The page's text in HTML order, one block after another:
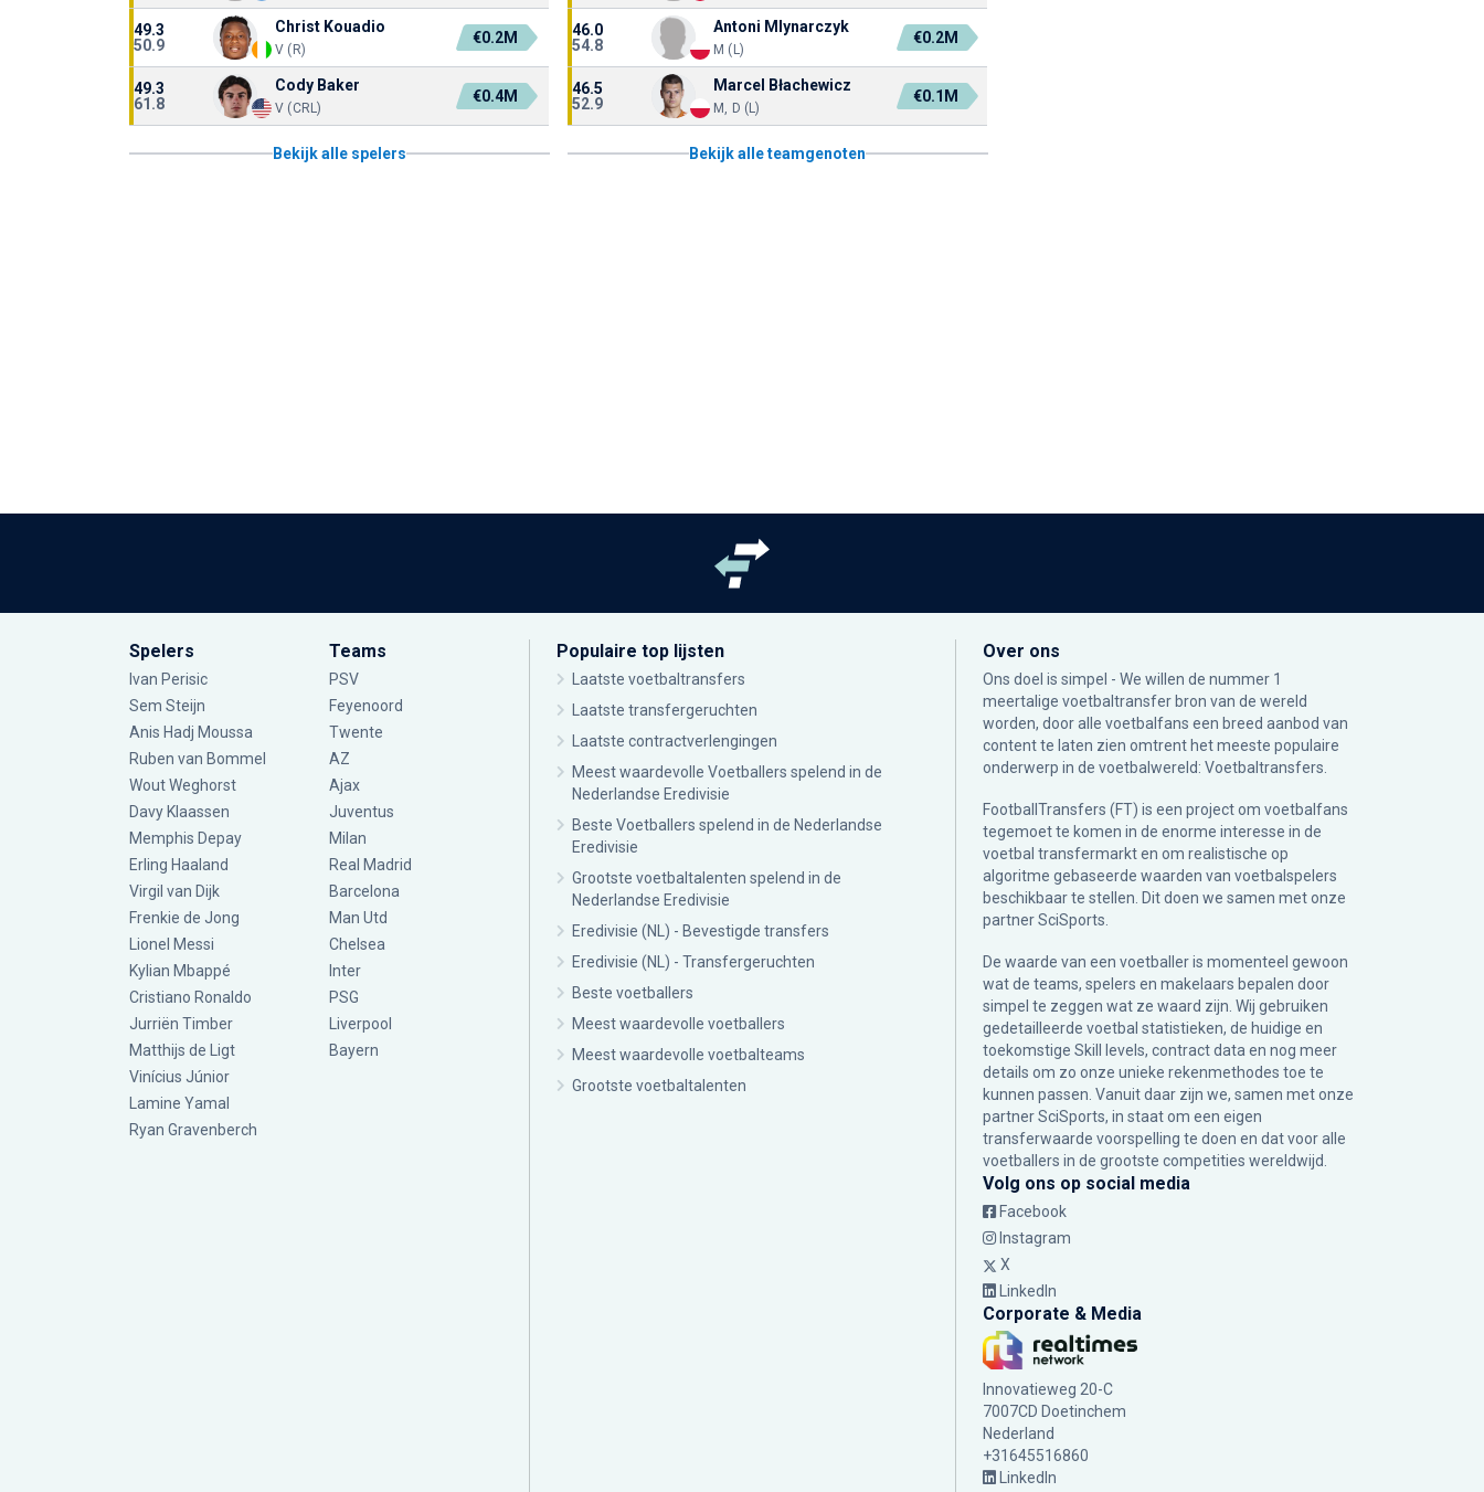
49.3
50.9
Christ Kouadio
V (R)
€0.2M
49.3
61.8
Cody Baker
V (CRL)
€0.4M
Bekijk alle spelers
46.0
54.8
Antoni Mlynarczyk
M (L)
€0.2M
46.5
52.9
Marcel Błachewicz
M, D (L)
€0.1M
Bekijk alle teamgenoten
Spelers
Ivan Perisic
Sem Steijn
Anis Hadj Moussa
Ruben van Bommel
Wout Weghorst
Davy Klaassen
Memphis Depay
Erling Haaland
Virgil van Dijk
Frenkie de Jong
Lionel Messi
Kylian Mbappé
Cristiano Ronaldo
Jurriën Timber
Matthijs de Ligt
Vinícius Júnior
Lamine Yamal
Ryan Gravenberch
Teams
PSV
Feyenoord
Twente
AZ
Ajax
Juventus
Milan
Real Madrid
Barcelona
Man Utd
Chelsea
Inter
PSG
Liverpool
Bayern
Populaire top lijsten
Laatste voetbaltransfers
Laatste transfergeruchten
Laatste contractverlengingen
Meest waardevolle Voetballers spelend in de
Nederlandse Eredivisie
Beste Voetballers spelend in de Nederlandse
Eredivisie
Grootste voetbaltalenten spelend in de
Nederlandse Eredivisie
Eredivisie (NL) - Bevestigde transfers
Eredivisie (NL) - Transfergeruchten
Beste voetballers
Meest waardevolle voetballers
Meest waardevolle voetbalteams
Grootste voetbaltalenten
Over ons
Ons doel is simpel - We willen de nummer 1
meertalige voetbaltransfer bron van de wereld
worden, door alle voetbalfans een breed aanbod van
content te laten zien omtrent het meeste populaire
onderwerp in de voetbalwereld: Voetbaltransfers.
FootballTransfers (FT) is een project om voetbalfans
tegemoet te komen in de enorme interesse in de
voetbal transfermarkt en om realistische op
algoritme gebaseerde waarden van voetbalspelers
beschikbaar te stellen. Dit doen we samen met onze
partnerSciSports
De waarde van een voetballer is momenteel gewoon
wat de teams, spelers en makelaars bepalen door
simpel te zeggen wat ze waard zijn. Wij gebruiken
gedetailleerde voetbal statistieken, de huidige en
toekomstige Skill levels, contract data en nog meer
details om zo onze unieke rekenmethodes toe te
kunnen passen. Vanuit daar zijn we, samen met onze
partner SciSports, in staat om een eigen
transferwaarde voorspelling te doen en dat voor alle
voetballers in de grootste competities wereldwijd.
Volg ons op social media
Facebook
Instagram
X
LinkedIn
Corporate & Media
Innovatieweg 20-C
7007CD Doetinchem
Nederland
+31645516860
LinkedIn